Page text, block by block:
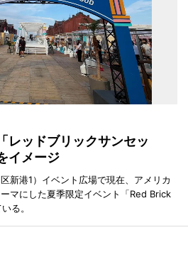
レッドブリックサンセッ
イメージ
新港1）イベント広場で現在、アメリカ
マにした夏季限定イベント「Red Brick
る。